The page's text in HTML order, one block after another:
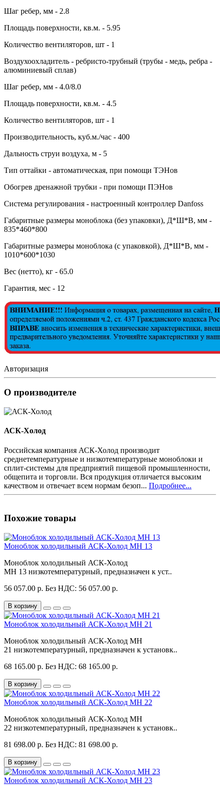
Шаг ребер, мм - 2.8
Площадь поверхности, кв.м. - 5.95
Количество вентиляторов, шт - 1
Воздухоохладитель - ребристо-трубный (трубы - медь, ребра -
алюминиевый сплав)
Шаг ребер, мм - 4.0/8.0
Площадь поверхности, кв.м. - 4.5
Количество вентиляторов, шт - 1
Производительность, куб.м./час - 400
Дальность струи воздуха, м - 5
Тип оттайки - автоматическая, при помощи ТЭНов
Обогрев дренажной трубки - при помощи ПЭНов
Система регулирования - настроенный контроллер Danfoss
Габаритные размеры моноблока (без упаковки), Д*Ш*В, мм -
835*460*800
Габаритные размеры моноблока (с упаковкой), Д*Ш*В, мм -
1010*600*1030
Вес (нетто), кг - 65.0
Гарантия, мес - 12
Авторизация
О производителе
АСК-Холод
Российская компания АСК-Холод производит
среднетемпературные и низкотемпературные моноблоки и
сплит-системы для предприятий пищевой промышленности,
общепита и торговли. Вся продукция отличается высоким
качеством и отвечает всем нормам безоп... Подробнее...
Похожие товары
Моноблок холодильный АСК-Холод MH 13
Моноблок холодильный АСК-Холод
MH 13 низкотемпературный, предназначен к уст..
56 057.00 р. Без НДС: 56 057.00 р.
В корзину
Моноблок холодильный АСК-Холод MH 21
Моноблок холодильный АСК-Холод MH
21 низкотемпературный, предназначен к установк..
68 165.00 р. Без НДС: 68 165.00 р.
В корзину
Моноблок холодильный АСК-Холод MH 22
Моноблок холодильный АСК-Холод MH
22 низкотемпературный, предназначен к установк..
81 698.00 р. Без НДС: 81 698.00 р.
В корзину
Моноблок холодильный АСК-Холод MH 23